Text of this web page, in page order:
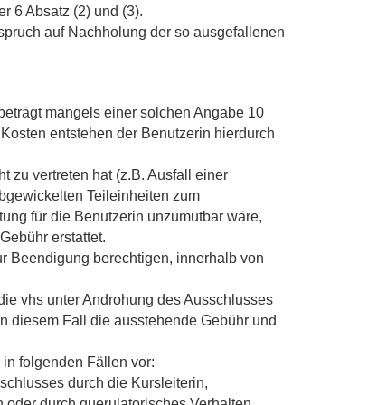
6 Absatz (2) und (3).
auf Nachholung der so ausgefallenen
mangels einer solchen Angabe 10
entstehen der Benutzerin hierdurch
zu vertreten hat (z.B. Ausfall einer
Teileinheiten zum
für die Benutzerin unzumutbar wäre,
erstattet.
Beendigung berechtigen, innerhalb von
vhs unter Androhung des Ausschlusses
diesem Fall die ausstehende Gebühr und
folgenden Fällen vor:
durch die Kursleiterin,